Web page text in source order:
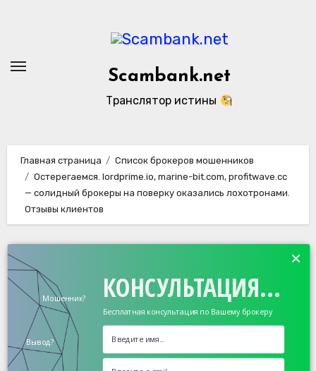
Scambank.net
Транслятор истины
Главная страница
Список брокеров мошенников
Остерегаемся. lordprime.io, marine-bit.com, profitwave.cc
— солидный брокеры на поверку оказались лохотронами.
Отзывы клиентов
КОНСУЛЬТАЦИЯ...
Бесплатная консультация по Вашему брокеру
Мошенник?
Вывод?
×